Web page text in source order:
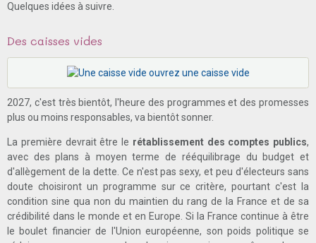
Quelques idées à suivre.
Des caisses vides
2027, c'est très bientôt, l'heure des programmes et des promesses
plus ou moins responsables, va bientôt sonner.
La première devrait être le rétablissement des comptes publics,
avec des plans à moyen terme de rééquilibrage du budget et
d'allègement de la dette. Ce n'est pas sexy, et peu d'électeurs sans
doute choisiront un programme sur ce critère, pourtant c'est la
condition sine qua non du maintien du rang de la France et de sa
crédibilité dans le monde et en Europe. Si la France continue à être
le boulet financier de l'Union européenne, son poids politique se